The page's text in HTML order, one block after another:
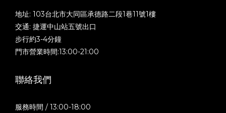
地址: 103台北市大同區承德路二段1巷11號1樓
交通: 捷運中山站五號出口
步行約3-4分鐘
門市營業時間:13:00-21:00
聯絡我們
服務時間 / 13:00-18:00